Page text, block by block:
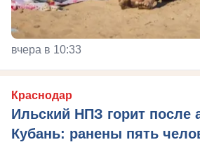
вчера в 10:33
Краснодар
Ильский НПЗ горит после
Кубань: ранены пять